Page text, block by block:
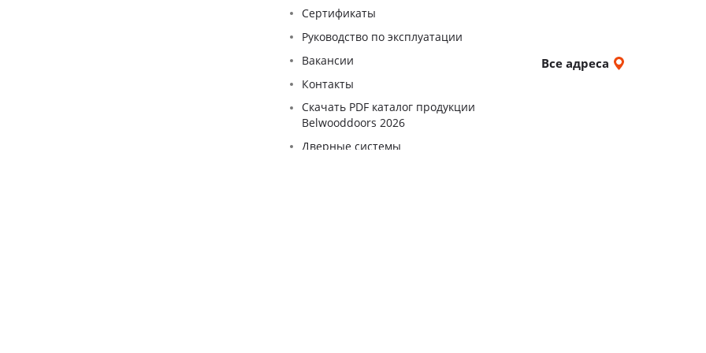
Сертификаты
Pуководство по эксплуатации
Вакансии
Контакты
Скачать PDF каталог продукции
Belwooddoors 2026
Дверные системы
Все адреса